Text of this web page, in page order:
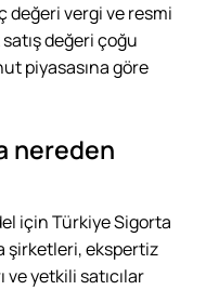
değeri vergi ve resmi
değeri çoğu
piyasasına göre
nereden
için Türkiye Sigorta
şirketleri, ekspertiz
yetkili satıcılar